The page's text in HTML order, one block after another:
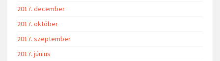
2017. december
2017. október
2017. szeptember
2017. június